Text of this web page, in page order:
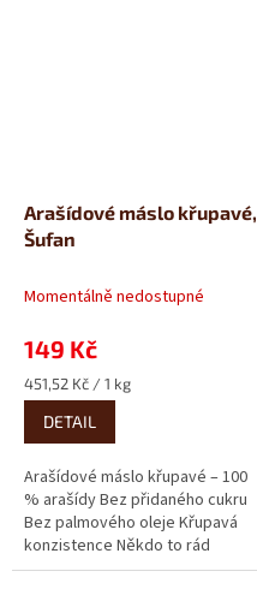
Arašídové máslo křupavé,
Šufan
Momentálně nedostupné
149 Kč
Měrná
cena:
451,52 Kč / 1 kg
DETAIL
Arašídové máslo křupavé – 100
% arašídy Bez přidaného cukru
Bez palmového oleje Křupavá
konzistence Někdo to rád
křupavé! Pokud hledáte